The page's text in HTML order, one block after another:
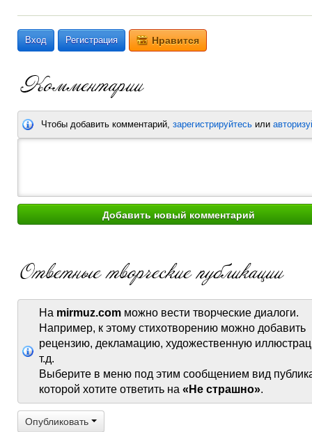
Вход Регистрация Нравится
Чтобы добавить комментарий, зарегистрируйтесь или
На mirmuz.com можно вести творческие диалоги.
Например, к этому стихотворению можно добавить
рецензию, декламацию, художественную
т.д.
Выберите в меню под этим сообщением вид
которой хотите ответить на «Не страшно».
Опубликовать